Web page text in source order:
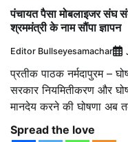
पंचायत पैसा मोबलाइजर संघ
श्रममंत्री के नाम सौंपा ज्ञापन
Editor Bullseyesamachar
प्रतीक पाठक नर्मदापुरम –
सरकार नियमितीकरण और
मानदेय करने की घोषणा अब
Spread the love